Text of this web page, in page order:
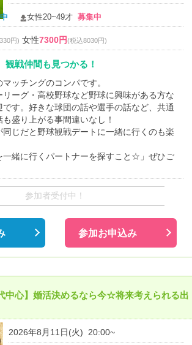
女性20~49才募集中
円) 女性7300円(税込8030円)
観戦仲間も見つかる！
ッチングのコンパです。
リーグ・高校野球など野球に興味がある方な
です。好きな球団の話や選手の話など、共通
盛り上がる事間違いなし！
じだと野球観戦デートに一緒に行くのも楽
一緒に行くパートナーを探すこと☆」ぜひご
参加者受付中！
参加お申込み
中心】婚活決めるなら今☆将来考えられる出
2026年8月11日(火) 20:00~